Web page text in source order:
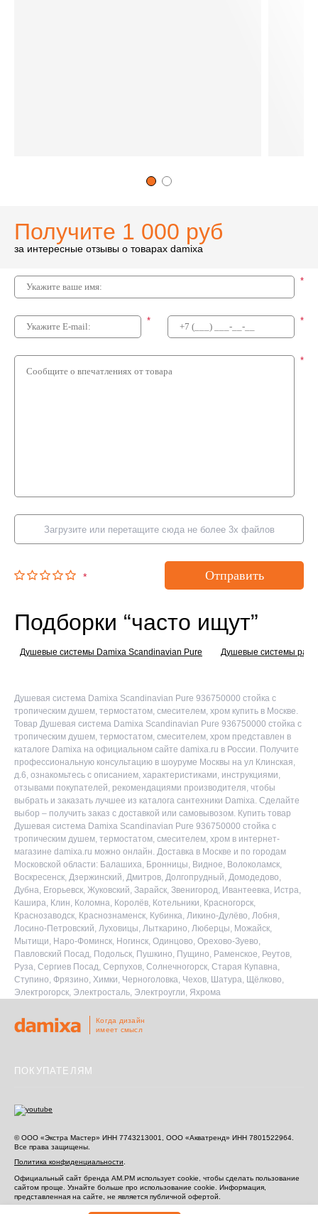
Получите 1 000 руб
за интересные отзывы о товарах damixa
*
* *
*
Загрузите или перетащите сюда не более 3х файлов
* Отправить
Подборки “часто ищут”
Душевые системы Damixa Scandinavian Pure Душевые системы
Душевая система Damixa Scandinavian Pure 936750000 стойка с
тропическим душем, термостатом, смесителем, хром купить в Москве.
Товар Душевая система Damixa Scandinavian Pure 936750000 стойка с
тропическим душем, термостатом, смесителем, хром представлен в
каталоге Damixa на официальном сайте damixa.ru в России. Получите
профессиональную консультацию в шоуруме Москвы на ул Клинская,
д.6, ознакомьтесь с описанием, характеристиками, инструкциями,
отзывами покупателей, рекомендациями производителя, чтобы
выбрать и заказать лучшее из каталога сантехники Damixa. Сделайте
выбор – получить заказ с доставкой или самовывозом. Купить товар
Душевая система Damixa Scandinavian Pure 936750000 стойка с
тропическим душем, термостатом, смесителем, хром в интернет-
магазине damixa.ru можно онлайн. Доставка в Москве и по городам
Московской области: Балашиха, Бронницы, Видное, Волоколамск,
Воскресенск, Дзержинский, Дмитров, Долгопрудный, Домодедово,
Дубна, Егорьевск, Жуковский, Зарайск, Звенигород, Ивантеевка, Истра,
Кашира, Клин, Коломна, Королёв, Котельники, Красногорск,
Краснозаводск, Краснознаменск, Кубинка, Ликино-Дулёво, Лобня,
Лосино-Петровский, Луховицы, Лыткарино, Люберцы, Можайск,
Мытищи, Наро-Фоминск, Ногинск, Одинцово, Орехово-Зуево,
Павловский Посад, Подольск, Пушкино, Пущино, Раменское, Реутов,
Руза, Сергиев Посад, Серпухов, Солнечногорск, Старая Купавна,
Ступино, Фрязино, Химки, Черноголовка, Чехов, Шатура, Щёлково,
Электрогорск, Электросталь, Электроугли, Яхрома
Когда дизайн
имеет смысл
ПОКУПАТЕЛЯМ
© ООО «Экстра Мастер» ИНН 7743213001, ООО «Акватренд» ИНН 7801522964.
Все права защищены.
Политика конфиденциальности
Официальный сайт бренда AM.PM использует cookie, чтобы сделать пользование
сайтом проще. Узнайте больше про использование cookie. Информация,
представленная на сайте, не является публичной офертой.